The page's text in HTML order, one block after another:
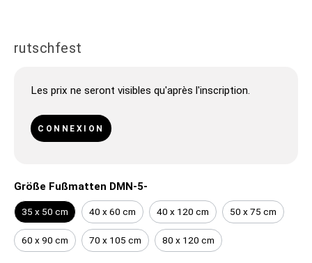
rutschfest
Les prix ne seront visibles qu'après l'inscription.
CONNEXION
Größe Fußmatten DMN-5-
35 x 50 cm 40 x 60 cm 40 x 120 cm 50 x 75 cm
60 x 90 cm 70 x 105 cm 80 x 120 cm